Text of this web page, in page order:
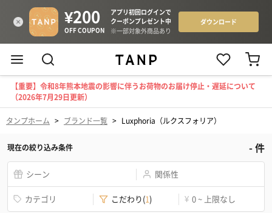
【重要】令和8年熊本地震の影響に伴うお荷物のお届け停止・遅延について
（2026年7月29日更新）
タンプホーム > ブランド一覧 > Luxphoria（ルクスフォリア）
現在の絞り込み条件 -件
シーン 関係性
カテゴリ こだわり(1) ¥ 0 ~ 上限なし